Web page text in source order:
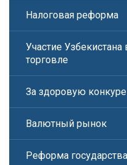
Налоговая реформа
Участие
торговле
За здоровую
Валютный рынок
Реформа государства